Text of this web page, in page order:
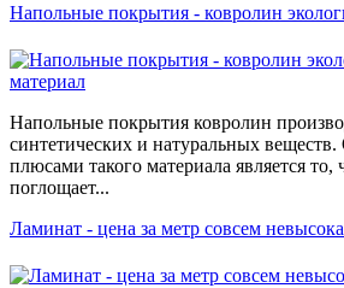
Напольные покрытия - ковролин
Напольные покрытия ковролин
синтетических и натуральных
плюсами такого материала является то,
поглощает...
Ламинат - цена за метр совсем